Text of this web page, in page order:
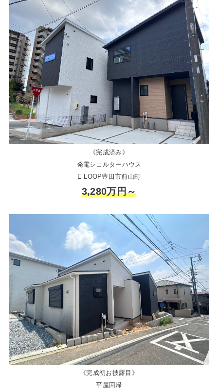
《完成済み》
発電シェルターハウス
E-LOOP豊田市前山町
3,280万円～
《完成初お披露目》
平屋回帰